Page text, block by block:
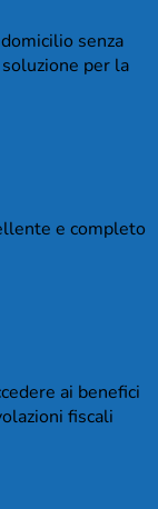
senza
per la
e completo
ai benefici
fiscali